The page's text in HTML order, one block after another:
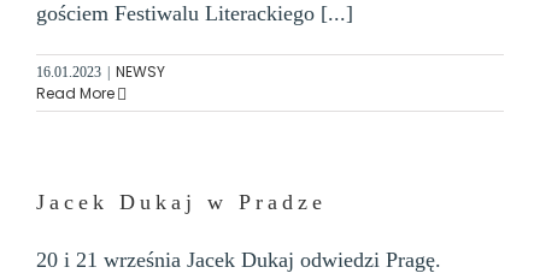
gościem Festiwalu Literackiego [...]
16.01.2023
NEWSY
Read More
Jacek Dukaj w Pradze
20 i 21 września Jacek Dukaj odwiedzi Pragę.